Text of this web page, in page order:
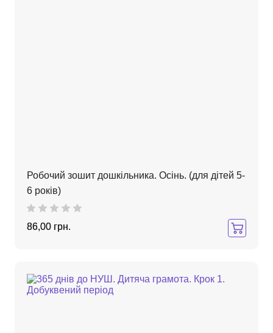
Робочий зошит дошкільника. Осінь. (для дітей 5-
6 років)
86,00 грн.